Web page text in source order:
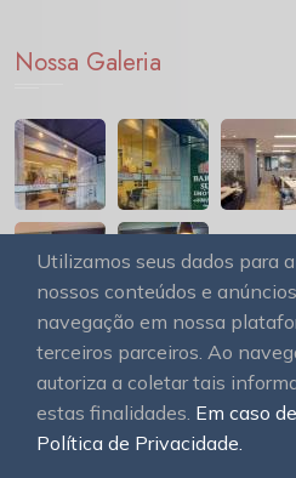
Utilizamos seus dados para
nossos conteúdos e
navegação em nossa
terceiros parceiros. Ao
autoriza a coletar tais
estas finalidades. Em caso
Política de Privacidade.
Nossa Galeria
© 2026 OAWEB site e
os direitos